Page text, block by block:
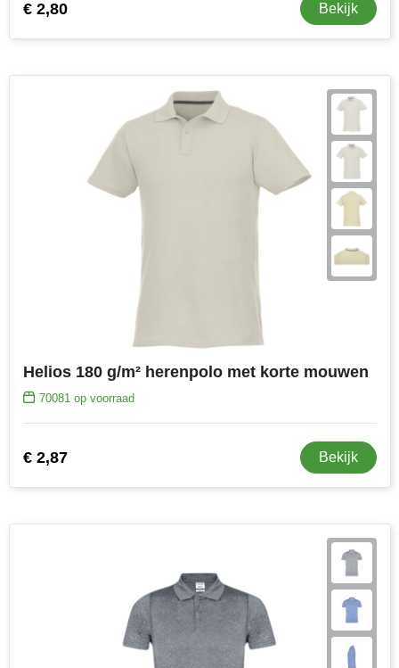
€ 2,80 Bekijk
Helios 180 g/m² herenpolo met korte mouwen
70081op voorraad
€ 2,87 Bekijk